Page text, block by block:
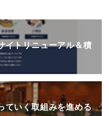
トリニューアル＆積
いく取組みを進める